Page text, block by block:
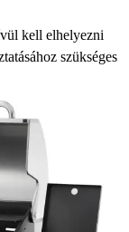
kell elhelyezni
szükséges